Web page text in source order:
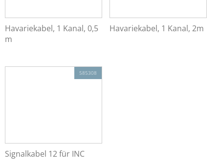
Havariekabel, 1 Kanal, 0,5
m
Havariekabel, 1 Kanal, 2m
585308
Signalkabel 12 für INC